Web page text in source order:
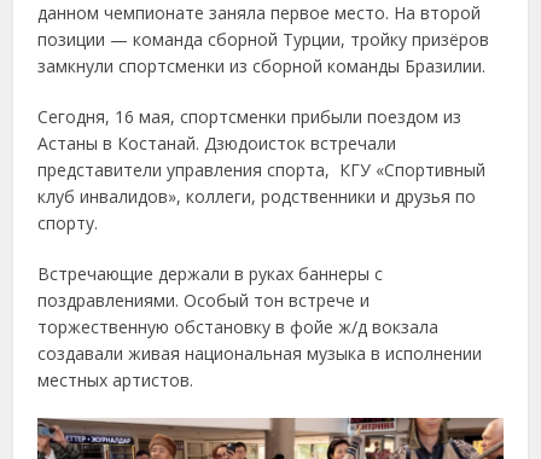
данном чемпионате заняла первое место. На второй
позиции — команда сборной Турции, тройку призёров
замкнули спортсменки из сборной команды Бразилии.
Сегодня, 16 мая, спортсменки прибыли поездом из
Астаны в Костанай. Дзюдоисток встречали
представители управления спорта, КГУ «Спортивный
клуб инвалидов», коллеги, родственники и друзья по
спорту.
Встречающие держали в руках баннеры с
поздравлениями. Особый тон встрече и
торжественную обстановку в фойе ж/д вокзала
создавали живая национальная музыка в исполнении
местных артистов.